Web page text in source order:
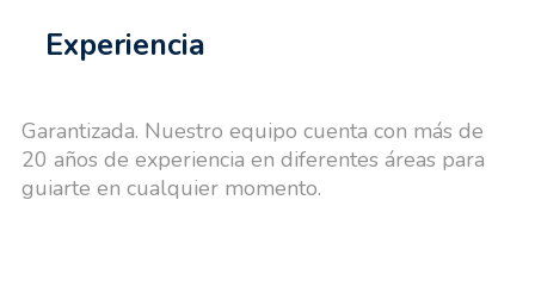
Experiencia
Garantizada. Nuestro equipo cuenta con más de
20 años de experiencia en diferentes áreas para
guiarte en cualquier momento.